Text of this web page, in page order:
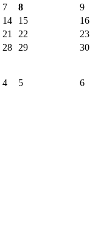
7 8
9
14 15
16
21 22
23
28 29 30
4 5 6